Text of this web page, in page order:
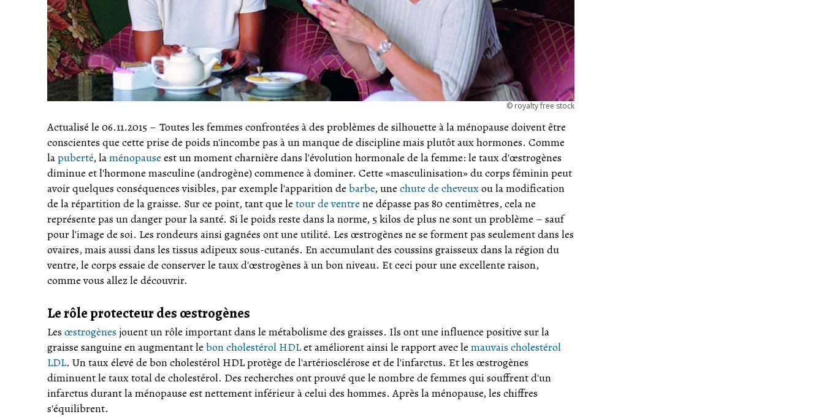
© royalty free stock
Actualisé le 06.11.2015 – Toutes les femmes confrontées à des problèmes de silhouette à la ménopause doivent être
conscientes que cette prise de poids n'incombe pas à un manque de discipline mais plutôt aux hormones. Comme
lapuberté, laménopause est un moment charnière dans l'évolution hormonale de la femme: le taux d'œstrogènes
diminue et l'hormone masculine (androgène) commence à dominer. Cette «masculinisation» du corps féminin peut
avoir quelques conséquences visibles, par exemple l'apparition de barbe, une chute de cheveuxou la modification
de la répartition de la graisse. Sur ce point, tant que le tour de ventre ne dépasse pas 80 centimètres, cela ne
représente pas un danger pour la santé. Si le poids reste dans la norme, 5 kilos de plus ne sont un problème – sauf
pour l'image de soi. Les rondeurs ainsi gagnées ont une utilité. Les œstrogènes ne se forment pas seulement dans les
ovaires, mais aussi dans les tissus adipeux sous-cutanés. En accumulant des coussins graisseux dans la région du
ventre, le corps essaie de conserver le taux d'œstrogènes à un bon niveau. Et ceci pour une excellente raison,
comme vous allez le découvrir.
Le rôle protecteur des œstrogènes
Les œstrogènes jouent un rôle important dans le métabolisme des graisses. Ils ont une influence positive sur la
graisse sanguine en augmentant le bon cholestérol HDLet améliorent ainsi le rapport avec le mauvais cholestérol
LDL. Un taux élevé de bon cholestérol HDL protège de l'artériosclérose et de l'infarctus. Et les œstrogènes
diminuent le taux total de cholestérol. Des recherches ont prouvé que le nombre de femmes qui souffrent d'un
infarctus durant la ménopause est nettement inférieur à celui des hommes. Après la ménopause, les chiffres
s'équilibrent.